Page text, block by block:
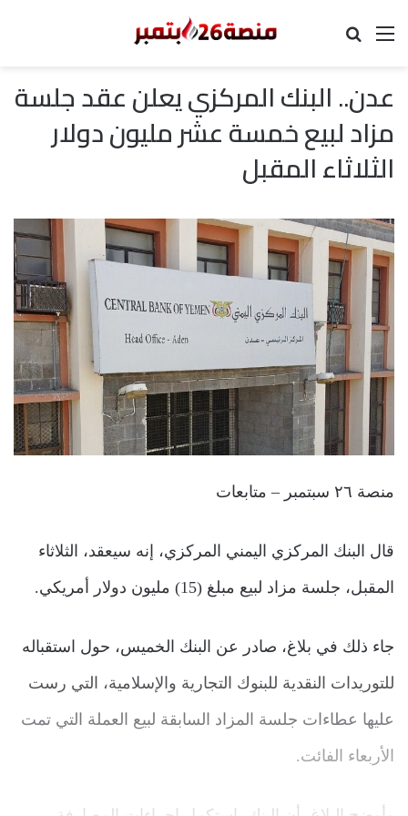
القائمة
عدن.. البنك المركزي يعلن عقد جلسة
مزاد لبيع خمسة عشر مليون دولار
الثلاثاء المقبل
منصة ٢٦ سبتمبر – متابعات
قال البنك المركزي اليمني المركزي، إنه سيعقد، الثلاثاء
المقبل، جلسة مزاد لبيع مبلغ (15) مليون دولار أمريكي.
جاء ذلك في بلاغ، صادر عن البنك الخميس، حول استقباله
للتوريدات النقدية للبنوك التجارية والإسلامية، التي رست
عليها عطاءات جلسة المزاد السابقة لبيع العملة التي تمت
الأربعاء الفائت.